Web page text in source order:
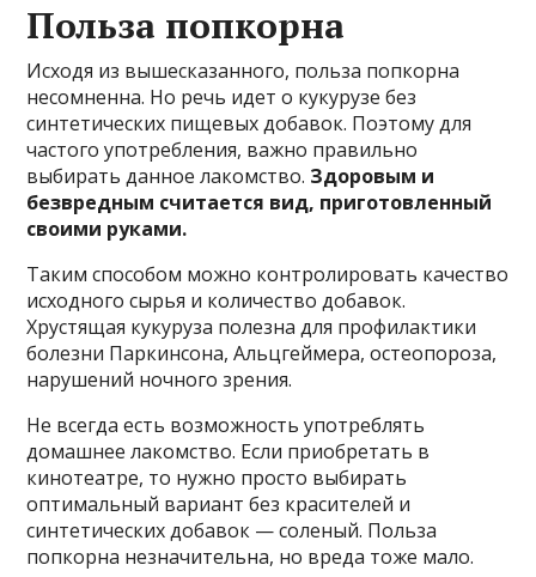
Польза попкорна
Исходя из вышесказанного, польза попкорна
несомненна. Но речь идет о кукурузе без
синтетических пищевых добавок. Поэтому для
частого употребления, важно правильно
выбирать данное лакомство. Здоровым и
безвредным считается вид, приготовленный
своими руками.
Таким способом можно контролировать качество
исходного сырья и количество добавок.
Хрустящая кукуруза полезна для профилактики
болезни Паркинсона, Альцгеймера, остеопороза,
нарушений ночного зрения.
Не всегда есть возможность употреблять
домашнее лакомство. Если приобретать в
кинотеатре, то нужно просто выбирать
оптимальный вариант без красителей и
синтетических добавок — соленый. Польза
попкорна незначительна, но вреда тоже мало.